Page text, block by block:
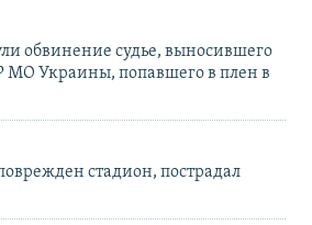
обвинение судье, выносившего
МО Украины, попавшего в плен в
стадион, пострадал